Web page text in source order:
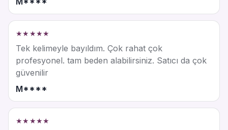
★★★★★
Tek kelimeyle bayıldım. Çok rahat çok
profesyonel. tam beden alabilirsiniz. Satıcı da çok
güvenilir
M****
★★★★★